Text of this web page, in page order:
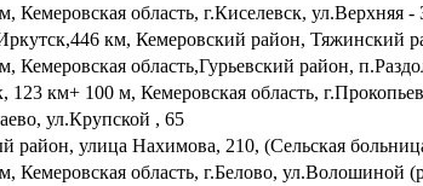
область, г.Киселевск, ул.Верхняя -
км, Кемеровский район, Тяжинский
Кемеровская область,Гурьевский район,
км+ 100 м, Кемеровская область,
ул.Крупской , 65
район, улица Нахимова, 210, (Сельская
Кемеровская область, г.Белово, ул.Волошиной